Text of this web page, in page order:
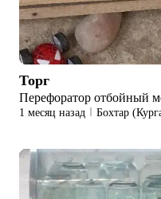
Торг
Перефоратор отбойный
1 месяц назад Бохтар